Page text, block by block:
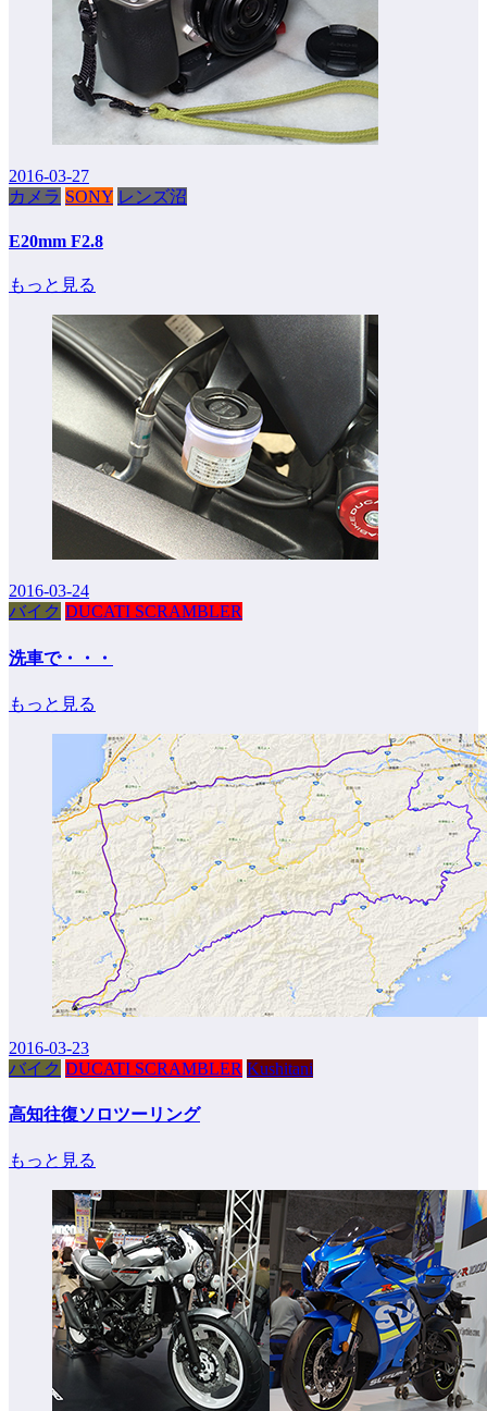
2016-03-27
カメラ SONY レンズ沼
E20mm F2.8
もっと見る
2016-03-24
バイク DUCATI SCRAMBLER
洗車で・・・
もっと見る
2016-03-23
バイク DUCATI SCRAMBLER Kushitani
高知往復ソロツーリング
もっと見る